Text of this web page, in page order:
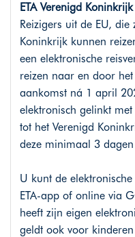
ETA Verenigd Koninkrijk
Reizigers uit de EU,
Koninkrijk kunnen
een elektronische
reizen naar en door
aankomst ná 1 april
elektronisch gelinkt
tot het Verenigd
deze minimaal 3
U kunt de
ETA-app of online via
heeft zijn eigen
geldt ook voor